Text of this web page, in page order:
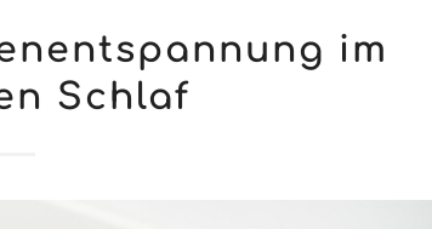
im
Schlaf